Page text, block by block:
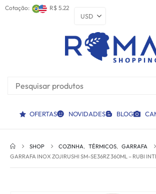
Cotação: R$ 5.22
OFERTAS NOVIDADES BLOG
SHOP COZINHA, TÉRMICOS, GARRAFA
GARRAFA INOX ZOJIRUSHI SM-SE36RZ 360ML – RUBI